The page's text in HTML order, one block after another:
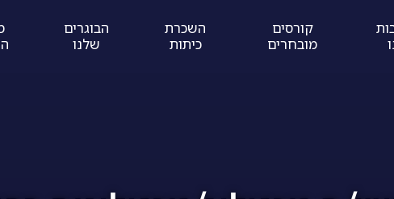
קורסים
מובחרים
השכרת
כיתות
הבוגרים
שלנו